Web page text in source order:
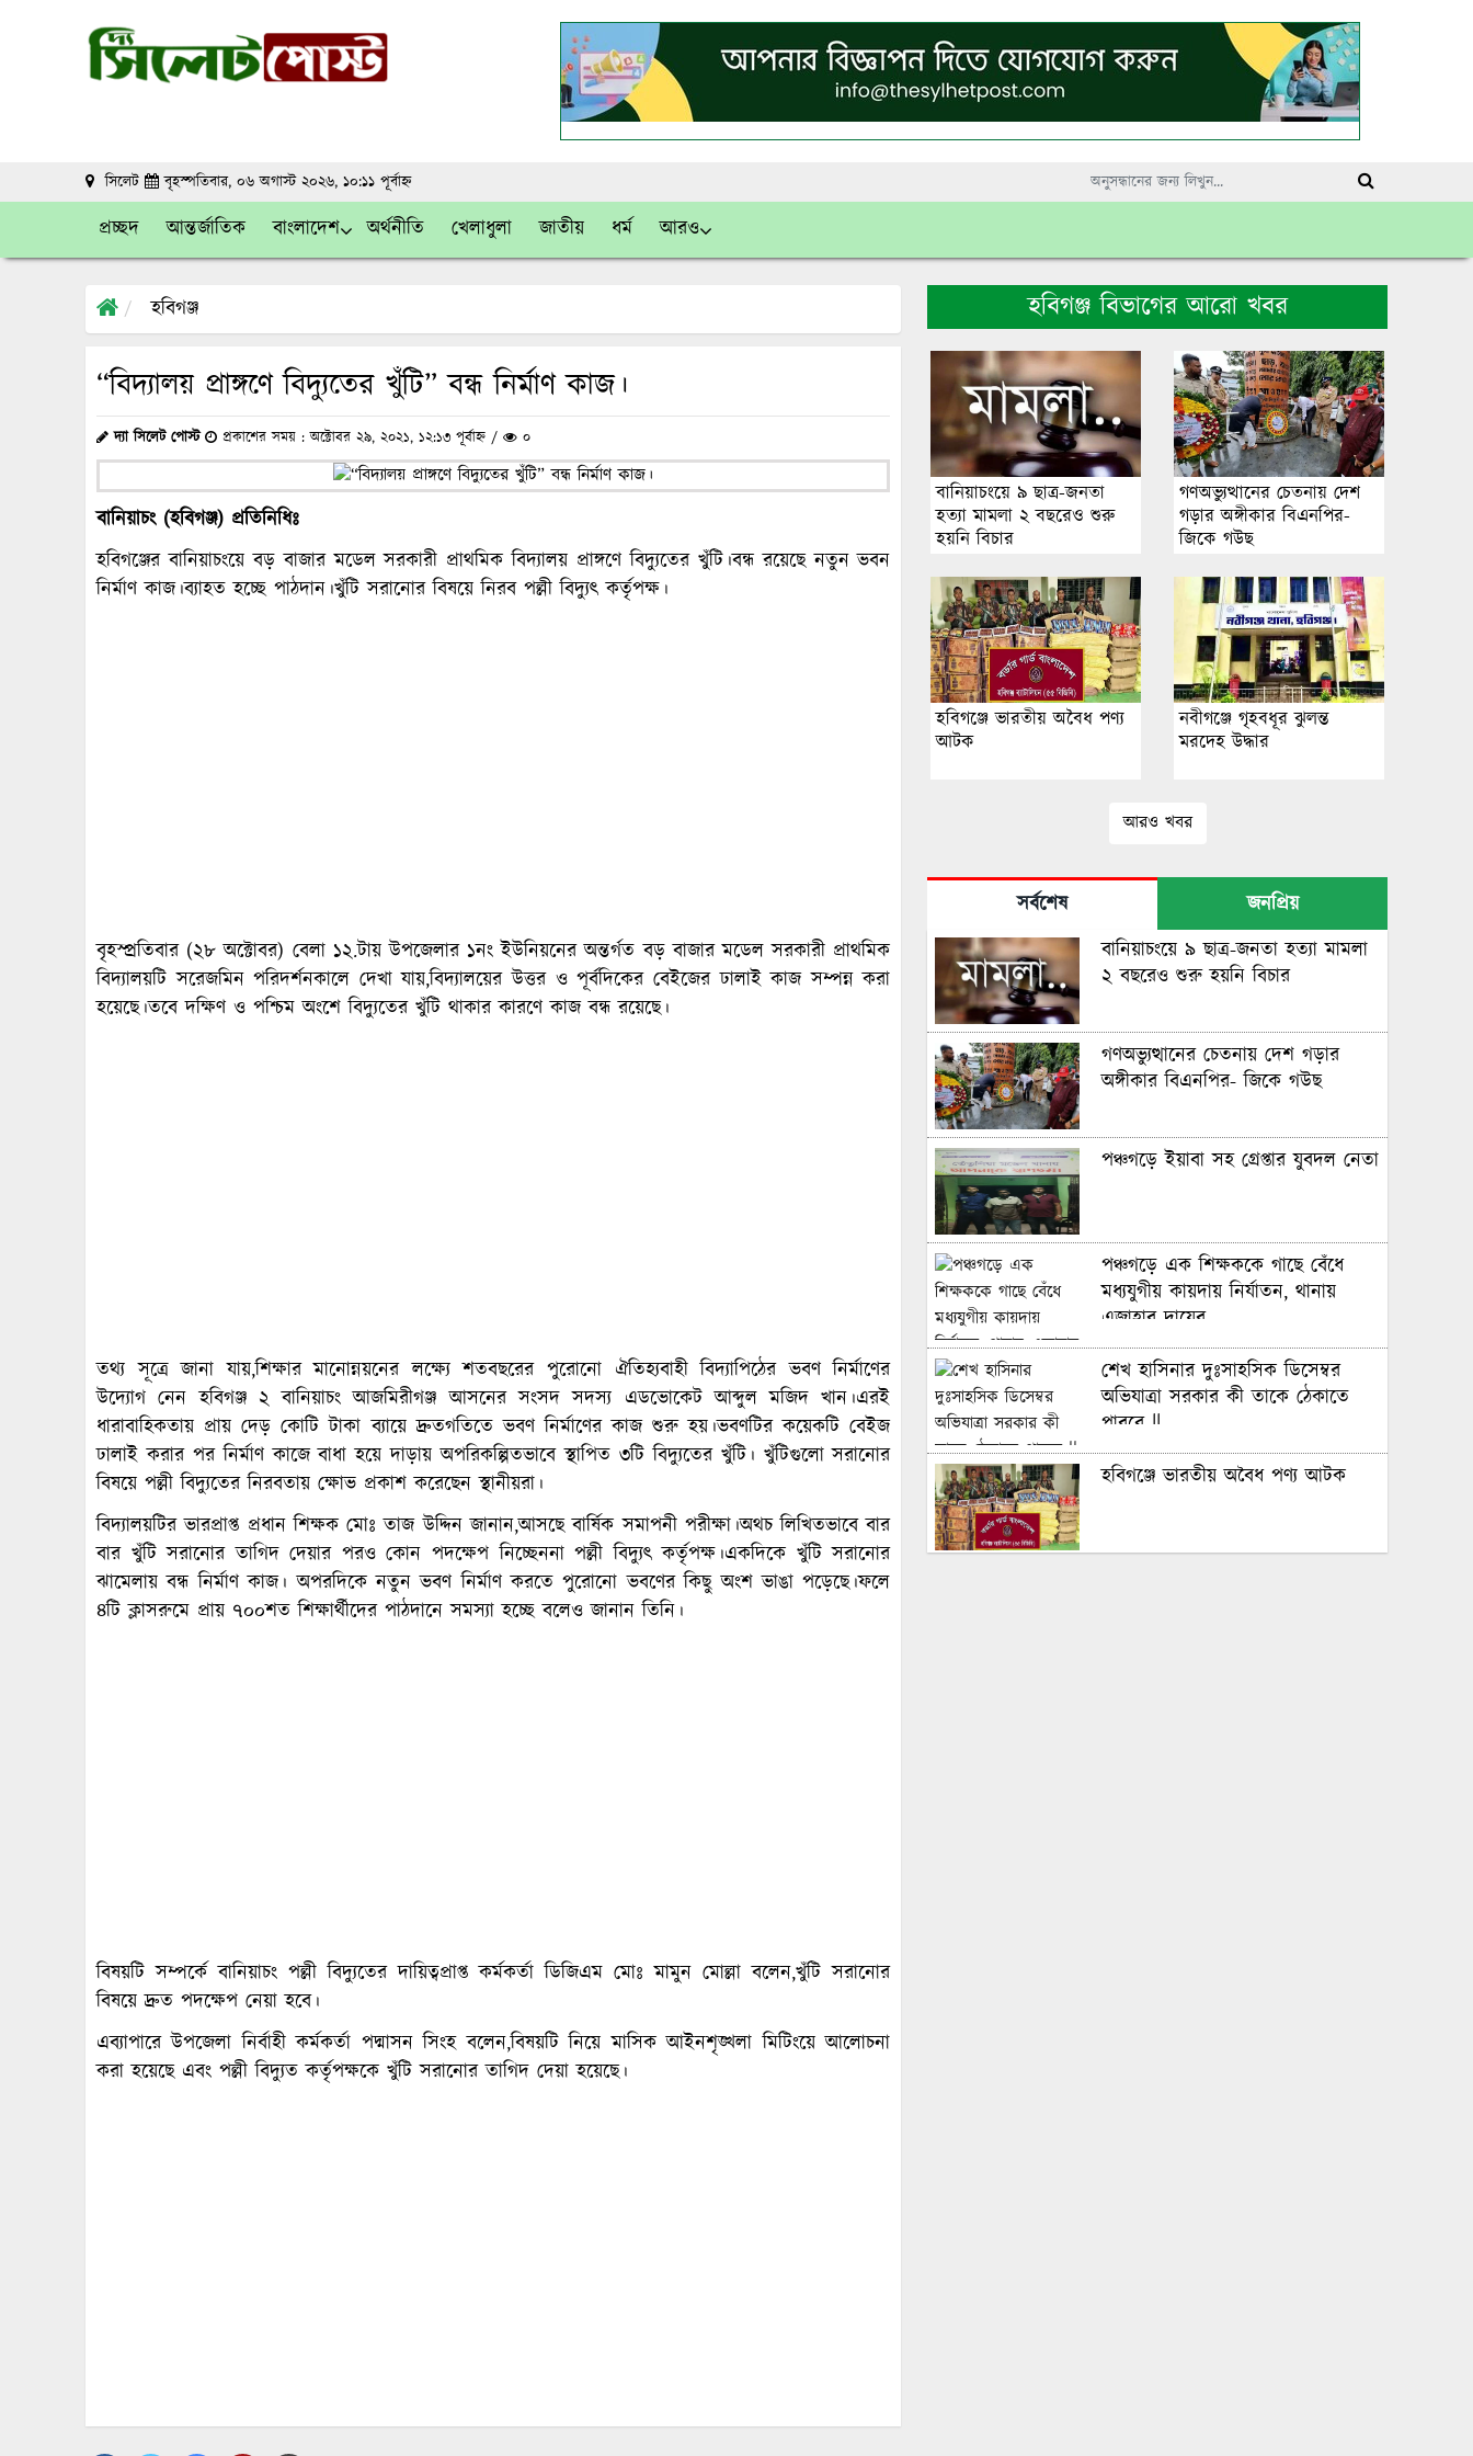
সিলেট বৃহস্পতিবার, ০৬ অগাস্ট ২০২৬, ১০:১১ পূর্বাহ্ন
প্রচ্ছদ আন্তর্জাতিক বাংলাদেশ অর্থনীতি খেলাধুলা জাতীয় ধর্ম আরও
হবিগঞ্জ
“বিদ্যালয় প্রাঙ্গণে বিদ্যুতের খুঁটি” বন্ধ নির্মাণ কাজ।
দ্যা সিলেট পোস্ট প্রকাশের সময় : অক্টোবর ২৯, ২০২১, ১২:১৩ পূর্বাহ্ন / ০
বানিয়াচং (হবিগঞ্জ) প্রতিনিধিঃ
হবিগঞ্জের বানিয়াচংয়ে বড় বাজার মডেল সরকারী প্রাথমিক বিদ্যালয় প্রাঙ্গণে বিদ্যুতের খুঁটি।বন্ধ রয়েছে নতুন ভবন
নির্মাণ কাজ।ব্যাহত হচ্ছে পাঠদান।খুঁটি সরানোর বিষয়ে নিরব পল্লী বিদ্যুৎ কর্তৃপক্ষ।
বৃহস্প্রতিবার (২৮ অক্টোবর) বেলা ১২.টায় উপজেলার ১নং ইউনিয়নের অন্তর্গত বড় বাজার মডেল সরকারী প্রাথমিক
বিদ্যালয়টি সরেজমিন পরিদর্শনকালে দেখা যায়,বিদ্যালয়ের উত্তর ও পূর্বদিকের বেইজের ঢালাই কাজ সম্পন্ন করা
হয়েছে।তবে দক্ষিণ ও পশ্চিম অংশে বিদ্যুতের খুঁটি থাকার কারণে কাজ বন্ধ রয়েছে।
তথ্য সূত্রে জানা যায়,শিক্ষার মানোন্নয়নের লক্ষ্যে শতবছরের পুরোনো ঐতিহ্যবাহী বিদ্যাপিঠের ভবণ নির্মাণের
উদ্যোগ নেন হবিগঞ্জ ২ বানিয়াচং আজমিরীগঞ্জ আসনের সংসদ সদস্য এডভোকেট আব্দুল মজিদ খান।এরই
ধারাবাহিকতায় প্রায় দেড় কোটি টাকা ব্যায়ে দ্রুতগতিতে ভবণ নির্মাণের কাজ শুরু হয়।ভবণটির কয়েকটি বেইজ
ঢালাই করার পর নির্মাণ কাজে বাধা হয়ে দাড়ায় অপরিকল্পিতভাবে স্থাপিত ৩টি বিদ্যুতের খুঁটি। খুঁটিগুলো সরানোর
বিষয়ে পল্লী বিদ্যুতের নিরবতায় ক্ষোভ প্রকাশ করেছেন স্থানীয়রা।
বিদ্যালয়টির ভারপ্রাপ্ত প্রধান শিক্ষক মোঃ তাজ উদ্দিন জানান,আসছে বার্ষিক সমাপনী পরীক্ষা।অথচ লিখিতভাবে বার
বার খুঁটি সরানোর তাগিদ দেয়ার পরও কোন পদক্ষেপ নিচ্ছেননা পল্লী বিদ্যুৎ কর্তৃপক্ষ।একদিকে খুঁটি সরানোর
ঝামেলায় বন্ধ নির্মাণ কাজ। অপরদিকে নতুন ভবণ নির্মাণ করতে পুরোনো ভবণের কিছু অংশ ভাঙা পড়েছে।ফলে
৪টি ক্লাসরুমে প্রায় ৭০০শত শিক্ষার্থীদের পাঠদানে সমস্যা হচ্ছে বলেও জানান তিনি।
বিষয়টি সম্পর্কে বানিয়াচং পল্লী বিদ্যুতের দায়িত্বপ্রাপ্ত কর্মকর্তা ডিজিএম মোঃ মামুন মোল্লা বলেন,খুঁটি সরানোর
বিষয়ে দ্রুত পদক্ষেপ নেয়া হবে।
এব্যাপারে উপজেলা নির্বাহী কর্মকর্তা পদ্মাসন সিংহ বলেন,বিষয়টি নিয়ে মাসিক আইনশৃঙ্খলা মিটিংয়ে আলোচনা
করা হয়েছে এবং পল্লী বিদ্যুত কর্তৃপক্ষকে খুঁটি সরানোর তাগিদ দেয়া হয়েছে।
হবিগঞ্জ বিভাগের আরো খবর
বানিয়াচংয়ে ৯ ছাত্র-জনতা
হত্যা মামলা ২ বছরেও শুরু
হয়নি বিচার
গণঅভ্যুত্থানের চেতনায় দেশ
গড়ার অঙ্গীকার বিএনপির-
জিকে গউছ
হবিগঞ্জে ভারতীয় অবৈধ পণ্য
আটক
নবীগঞ্জে গৃহবধূর ঝুলন্ত
মরদেহ উদ্ধার
আরও খবর
সর্বশেষ
জনপ্রিয়
বানিয়াচংয়ে ৯ ছাত্র-জনতা হত্যা মামলা
২ বছরেও শুরু হয়নি বিচার
গণঅভ্যুত্থানের চেতনায় দেশ গড়ার
অঙ্গীকার বিএনপির- জিকে গউছ
পঞ্চগড়ে ইয়াবা সহ গ্রেপ্তার যুবদল নেতা
পঞ্চগড়ে এক শিক্ষককে গাছে বেঁধে
মধ্যযুগীয় কায়দায় নির্যাতন, থানায়
এজাহার দায়ের
শেখ হাসিনার দুঃসাহসিক ডিসেম্বর
অভিযাত্রা সরকার কী তাকে ঠেকাতে
পারবে ||
হবিগঞ্জে ভারতীয় অবৈধ পণ্য আটক